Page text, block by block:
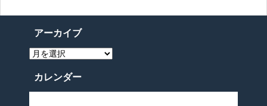
アーカイブ
ア
ー
イ
ブ
カレンダー